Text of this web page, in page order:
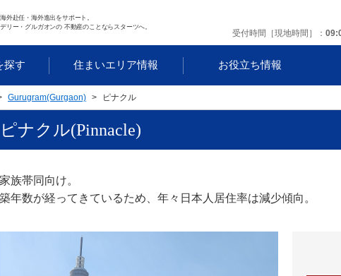
海外赴任・海外進出をサポート。
デリー・グルガオンの 不動産のことならスターツへ。
受付時間［現地時間］
探す 住まいエリア情報 お役立ち情報
Gurugram(Gurgaon) ピナクル
ピナクル(Pinnacle)
家族帯同向け。
築年数が経ってきているため、年々日本人居住率は減少傾向。